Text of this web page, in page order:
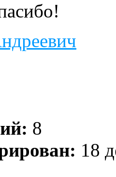
8
18